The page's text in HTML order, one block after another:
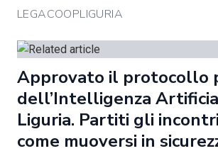
LEGACOOPLIGURIA
Approvato il protocollo
dell’Intelligenza
Liguria. Partiti gli
come muoversi in